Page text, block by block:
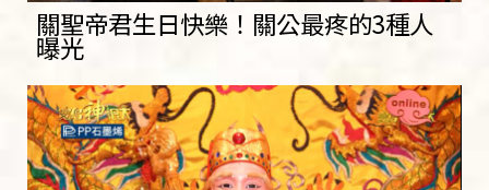
關聖帝君生日快樂！關公最疼的3種人
曝光